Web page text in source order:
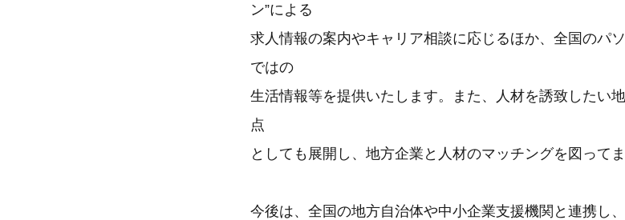
ン”による
求人情報の案内やキャリア相談に応じるほか、全国のパ
ではの
生活情報等を提供いたします。また、人材を誘致したい
点
としても展開し、地方企業と人材のマッチングを図ってま
今後は、全国の地方自治体や中小企業支援機関と連携し